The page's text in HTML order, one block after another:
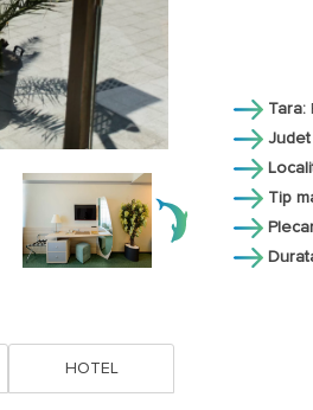
- 1 copil 0-
- 1 copil 10-
- 1 copil peste
Cazare copii:
- 1 copil 0-
- 1 copil 12-
- 1 copil peste
contravalorii
Tara:
Judet
Tip
HOTEL